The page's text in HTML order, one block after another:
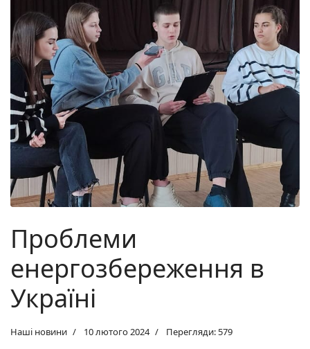
Проблеми
енергозбереження в
Україні
Наші новини 10 лютого 2024 Перегляди: 579